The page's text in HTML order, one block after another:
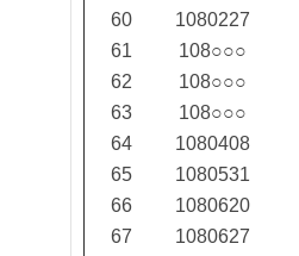
60
1080227
61
108○○○
62
108○○○
63
108○○○
64
1080408
65
1080531
66
1080620
67
1080627